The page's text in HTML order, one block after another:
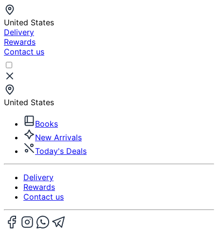
United States
Delivery
Rewards
Contact us
United States
Books
New Arrivals
Today's Deals
Delivery
Rewards
Contact us